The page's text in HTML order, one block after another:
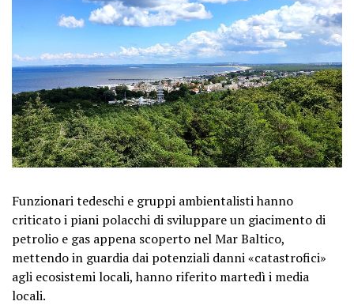
Funzionari tedeschi e gruppi ambientalisti hanno
criticato i piani polacchi di sviluppare un giacimento di
petrolio e gas appena scoperto nel Mar Baltico,
mettendo in guardia dai potenziali danni «catastrofici»
agli ecosistemi locali, hanno riferito martedì i media
locali.